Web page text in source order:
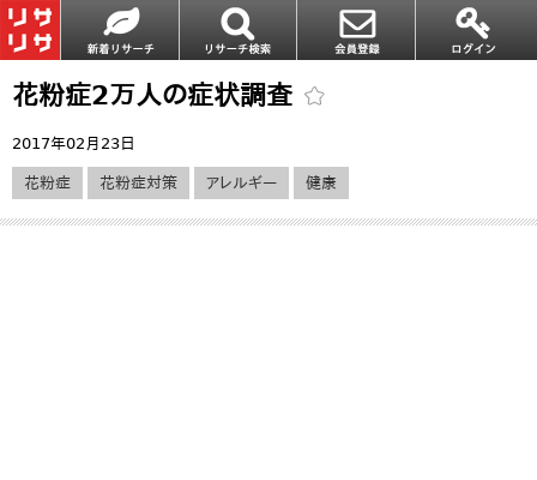
花粉症2万人の症状調査
2017年02月23日
花粉症 花粉症対策 アレルギー 健康